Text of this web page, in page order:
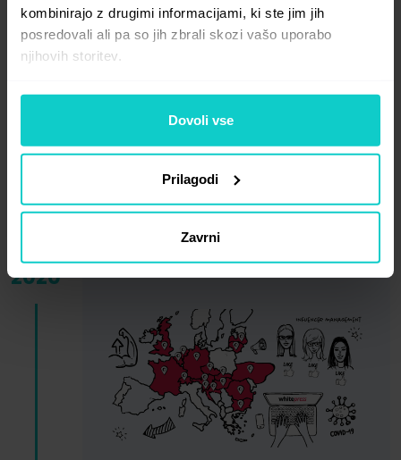
kombinirajo z drugimi informacijami, ki ste jim jih
posredovali ali pa so jih zbrali skozi vašo uporabo
njihovih storitev.
Dovoli vse
Prilagodi
Zavrni
Osvajamo prve tuje trge
Ne ustavljamo se na Poljskem …
2020